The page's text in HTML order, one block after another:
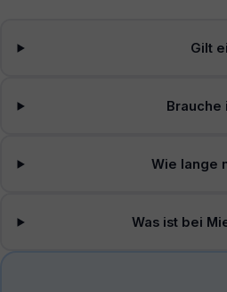
Gilt
Brauche
Wie lange
Was ist bei